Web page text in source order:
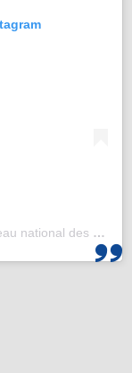
Une publication partagée par Santos | Réseau national des 25-35 (@santos_cef)